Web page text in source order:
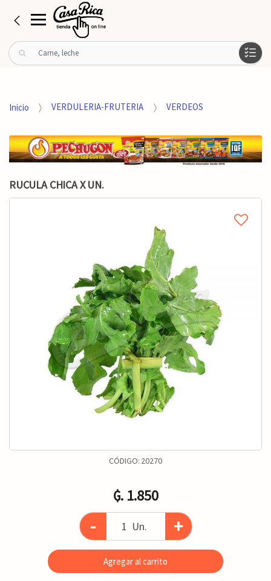
B
u
r
o
r
:
Inicio VERDULERIA-FRUTERIA VERDEOS
RUCULA CHICA X UN.
CÓDIGO: 20270
₲. 1.850
- Un. +
Agregar al carrito